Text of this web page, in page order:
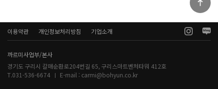
이용약관 개인정보처리방침 기업소개
까르미사업부/본사
경기도 구리시 갈매순환로204번길 65, 구리스마트벤처타워 412호
T.031-536-6674
E-mail : carmi@bohyun.co.kr